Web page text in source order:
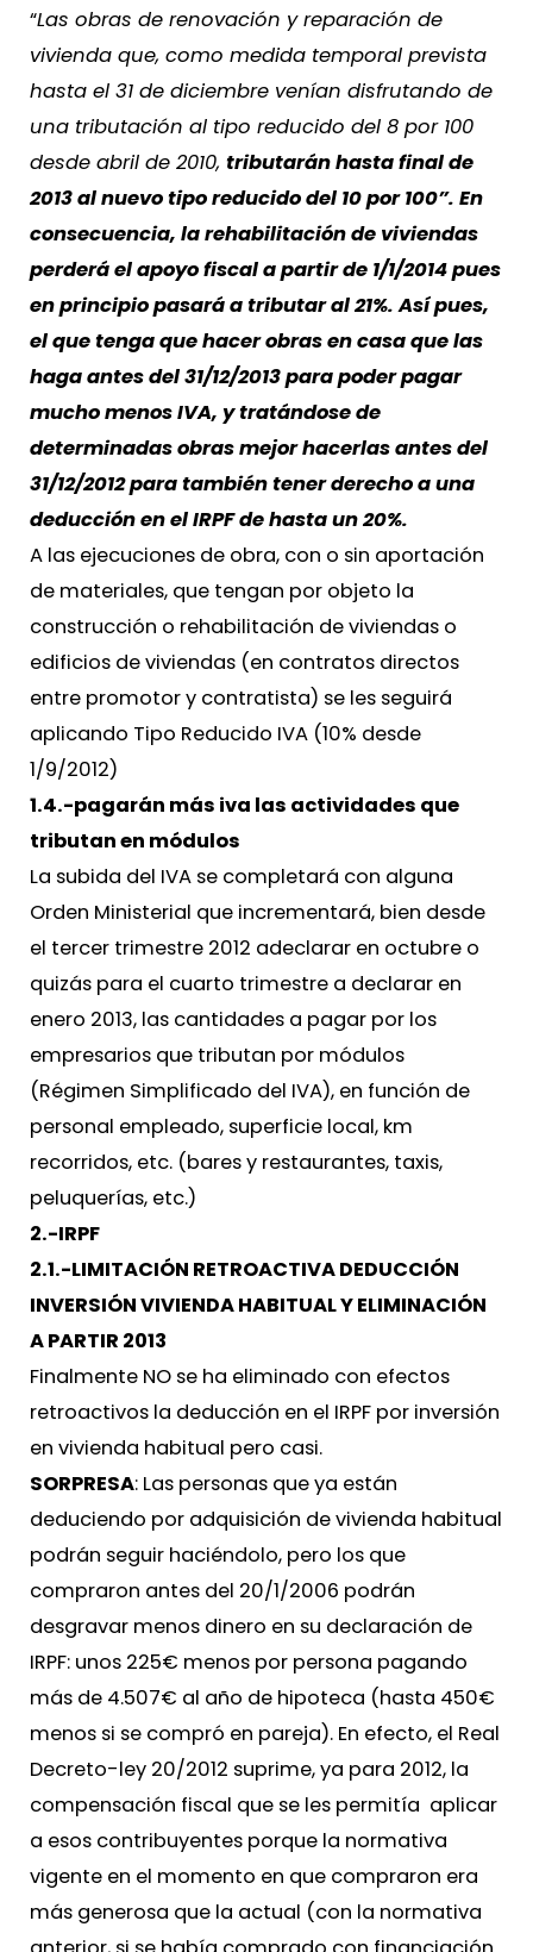
“Las obras de renovación y reparación de
vivienda que, como medida temporal prevista
hasta el 31 de diciembre venían disfrutando de
una tributación al tipo reducido del 8 por 100
desde abril de 2010,tributarán hasta final de
2013 al nuevo tipo reducido del 10 por 100”. En
consecuencia, la rehabilitación de viviendas
perderá el apoyo fiscal a partir de 1/1/2014 pues
en principio pasará a tributar al 21%. Así pues,
el que tenga que hacer obras en casa que las
haga antes del 31/12/2013 para poder pagar
mucho menos IVA, y tratándose de
determinadas obras mejor hacerlas antes del
31/12/2012 para también tener derecho a una
deducción en el IRPF de hasta un 20%.
A las ejecuciones de obra, con o sin aportación
de materiales, que tengan por objeto la
construcción o rehabilitación de viviendas o
edificios de viviendas (en contratos directos
entre promotor y contratista) se les seguirá
aplicando Tipo Reducido IVA (10% desde
1/9/2012)
1.4.-pagarán más iva las actividades que
tributan en módulos
La subida del IVA se completará con alguna
Orden Ministerial que incrementará, bien desde
el tercer trimestre 2012 adeclarar en octubre o
quizás para el cuarto trimestre a declarar en
enero 2013, las cantidades a pagar por los
empresarios que tributan por módulos
(Régimen Simplificado del IVA), en función de
personal empleado, superficie local, km
recorridos, etc. (bares y restaurantes, taxis,
peluquerías, etc.)
2.-IRPF
2.1.-LIMITACIÓN RETROACTIVA DEDUCCIÓN
INVERSIÓN VIVIENDA HABITUAL Y ELIMINACIÓN
A PARTIR 2013
Finalmente NO se ha eliminado con efectos
retroactivos la deducción en el IRPF por inversión
en vivienda habitual pero casi.
SORPRESA: Las personas que ya están
deduciendo por adquisición de vivienda habitual
podrán seguir haciéndolo, pero los que
compraron antes del 20/1/2006 podrán
desgravar menos dinero en su declaración de
IRPF: unos 225€ menos por persona pagando
más de 4.507€ al año de hipoteca (hasta 450€
menos si se compró en pareja). En efecto, el Real
Decreto-ley 20/2012 suprime, ya para 2012, la
compensación fiscal que se les permitía aplicar
a esos contribuyentes porque la normativa
vigente en el momento en que compraron era
más generosa que la actual (con la normativa